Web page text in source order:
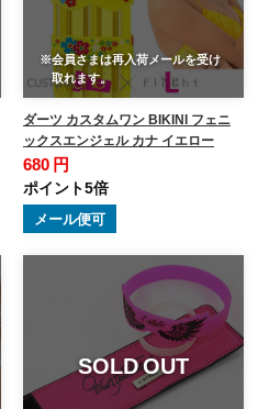
※会員さまは再入荷メールを受け
取れます。
ダーツ カスタムワン BIKINI フェニ
ックスエンジェル カナ イエロー
680 円
ポイント5倍
メール便可
SOLD OUT